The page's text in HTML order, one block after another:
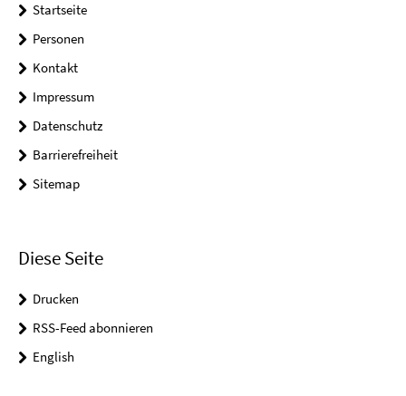
Startseite
Personen
Kontakt
Impressum
Datenschutz
Barrierefreiheit
Sitemap
Diese Seite
Drucken
RSS-Feed abonnieren
English